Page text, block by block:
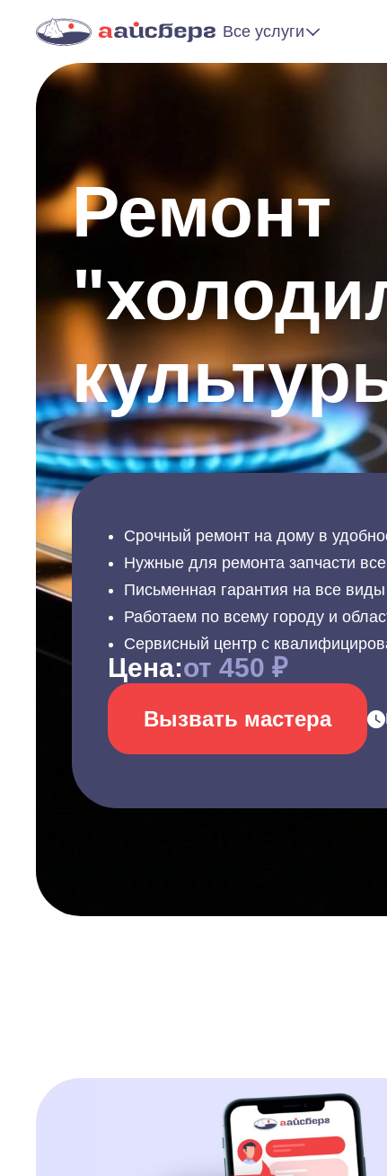
Все услуги
Ремонт
Срочный ремонт на дому в
Нужные для ремонта запчасти
Письменная гарантия на все
Работаем по всему городу и
Сервисный центр с
Цена:от 450 ₽
Вызвать мастера